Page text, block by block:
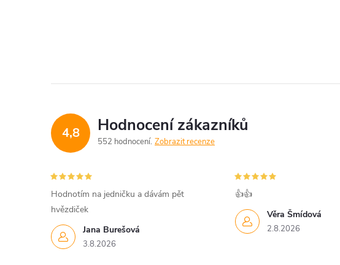
4,8 Hodnocení zákazníků
552 hodnocení Zobrazit recenze
Jana Burešová
3.8.2026
Hodnotím na jedničku a dávám pět
hvězdiček
Věra Šmídová
2.8.2026
👍👍